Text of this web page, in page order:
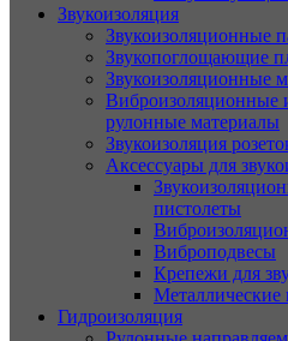
Звукоизоляция
Звукоизоляционные
Звукопоглощающие
Звукоизоляционные
Виброизоляционные
рулонные материалы
Звукоизоляция
Аксессуары для
пистолеты
Виброподвесы
Крепежи для
Гидроизоляция